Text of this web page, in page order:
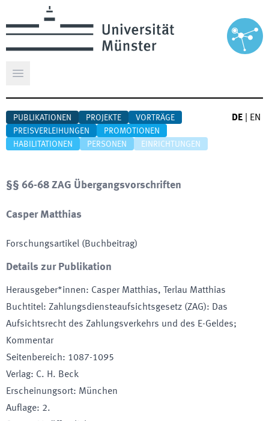
Hauptmenü öffnen
PUBLIKATIONEN PROJEKTE
VORTRÄGE
PREISVERLEIHUNGEN
PROMOTIONEN
HABILITATIONEN
PERSONEN EINRICHTUNGEN
DE EN
§§ 66-68 ZAG Übergangsvorschriften
Casper Matthias
Forschungsartikel (Buchbeitrag)
Details zur Publikation
Herausgeber*innen: Casper Matthias, Terlau Matthias
Buchtitel: Zahlungsdiensteaufsichtsgesetz (ZAG): Das
Aufsichtsrecht des Zahlungsverkehrs und des E-Geldes;
Kommentar
Seitenbereich: 1087-1095
Verlag: C. H. Beck
Erscheinungsort: München
Auflage: 2.